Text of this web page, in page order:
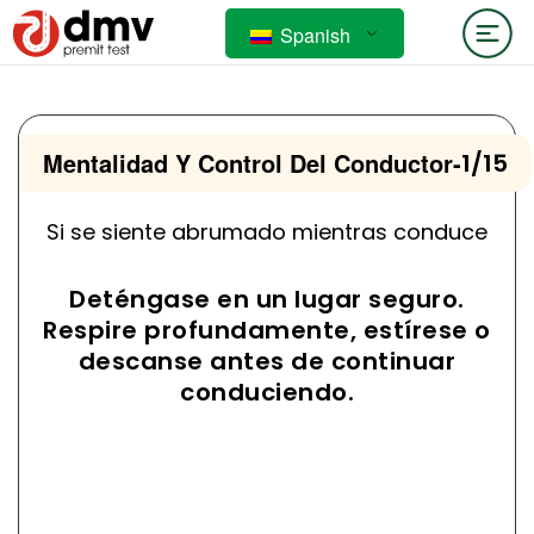
Spanish
Mentalidad Y Control Del Conductor-1/15
Si se siente abrumado mientras conduce
Deténgase en un lugar seguro.
Respire profundamente, estírese o
descanse antes de continuar
conduciendo.